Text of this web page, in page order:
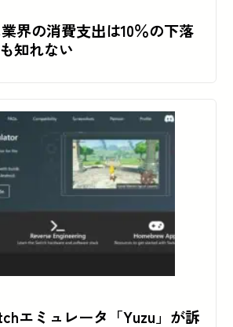
界の消費支出は10％の下落
知れない
エミュレータ「Yuzu」が訴